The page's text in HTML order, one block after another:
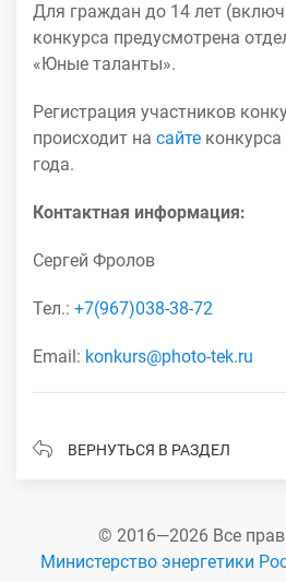
Для граждан до 14 лет
конкурса предусмотрена
«Юные таланты».
Регистрация участников
происходит на сайте
года.
Контактная информация:
Сергей Фролов
Тел.: +7(967)038-38-72
Email: konkurs@photo-tek.ru
ВЕРНУТЬСЯ В РАЗДЕЛ
© 2016—2026 Все
Министерство энергетики